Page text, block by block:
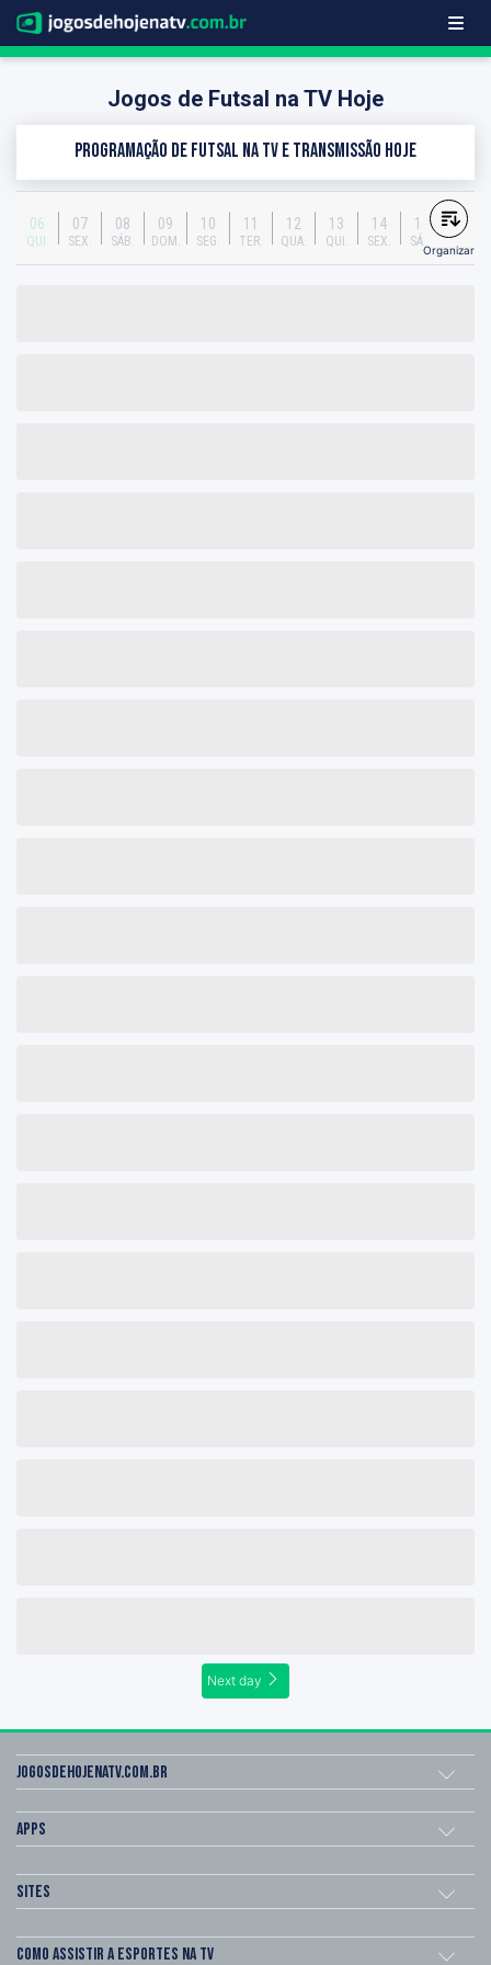
Jogos de Futsal na TV Hoje
Programação de Futsal na TV e transmissão hoje
06
QUI.
07
SEX.
08
SÁB.
09
DOM.
10
SEG.
11
TER.
12
QUA.
13
QUI.
14
SEX.
15
SÁB.
Organizar
Next day
Jogosdehojenatv.com.br
Apps
Sites
Como assistir a esportes na TV